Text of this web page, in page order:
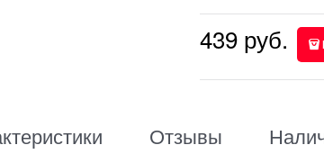
439 руб.
Отзывы